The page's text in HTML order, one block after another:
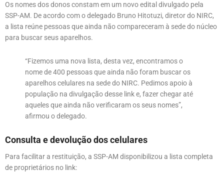
Os nomes dos donos constam em um novo edital divulgado pela
SSP-AM. De acordo com o delegado Bruno Hitotuzi, diretor do NIRC,
a lista reúne pessoas que ainda não compareceram à sede do núcleo
para buscar seus aparelhos.
“Fizemos uma nova lista, desta vez, encontramos o
nome de 400 pessoas que ainda não foram buscar os
aparelhos celulares na sede do NIRC. Pedimos apoio à
população na divulgação desse link e, fazer chegar até
aqueles que ainda não verificaram os seus nomes”,
afirmou o delegado.
Consulta e devolução dos celulares
Para facilitar a restituição, a SSP-AM disponibilizou a lista completa
de proprietários no link: